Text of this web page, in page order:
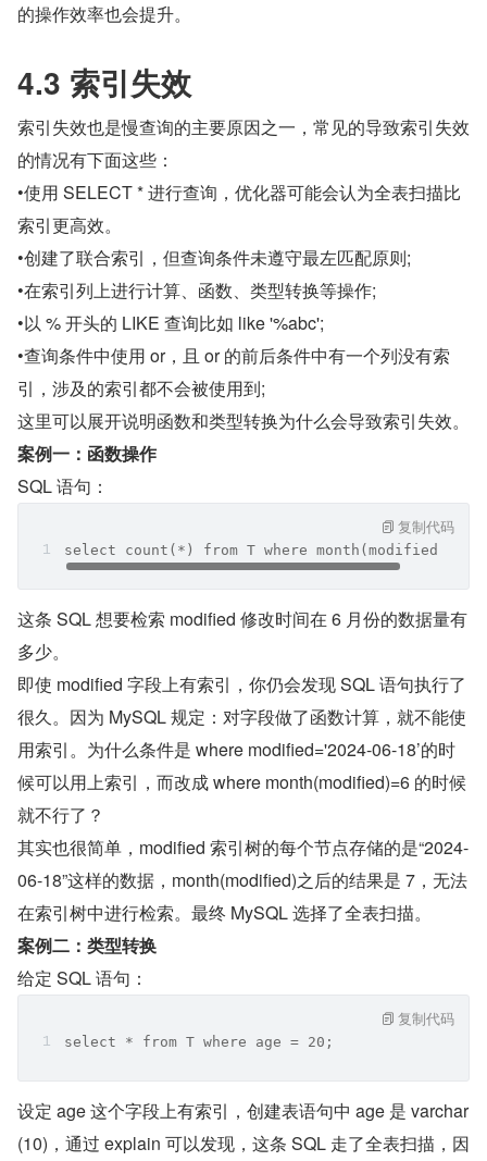
的操作效率也会提升。
4.3 索引失效
索引失效也是慢查询的主要原因之一，常见的导致索引失效
的情况有下面这些：
•使用 SELECT * 进行查询，优化器可能会认为全表扫描比
索引更高效。
•创建了联合索引，但查询条件未遵守最左匹配原则;
•在索引列上进行计算、函数、类型转换等操作;
•以 % 开头的 LIKE 查询比如 like '%abc';
•查询条件中使用 or，且 or 的前后条件中有一个列没有索
引，涉及的索引都不会被使用到;
这里可以展开说明函数和类型转换为什么会导致索引失效。
案例一：函数操作
SQL 语句：
select count(*) from T where month(modified) = 6
复制代码
这条 SQL 想要检索 modified 修改时间在 6 月份的数据量有
多少。
即使 modified 字段上有索引，你仍会发现 SQL 语句执行了
很久。因为 MySQL 规定：对字段做了函数计算，就不能使
用索引。为什么条件是 where modified='2024-06-18’的时
候可以用上索引，而改成 where month(modified)=6 的时候
就不行了？
其实也很简单，modified 索引树的每个节点存储的是“2024-
06-18”这样的数据，month(modified)之后的结果是 7，无法
在索引树中进行检索。最终 MySQL 选择了全表扫描。
案例二：类型转换
给定 SQL 语句：
select * from T where age = 20;
复制代码
设定 age 这个字段上有索引，创建表语句中 age 是 varchar
(10)，通过 explain 可以发现，这条 SQL 走了全表扫描，因